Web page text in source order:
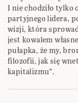
I nie chodziło tylko
partyjnego lidera,
wizji, która
jest kowalem
pułapka, że my,
filozofii, jak się
kapitalizmu”.